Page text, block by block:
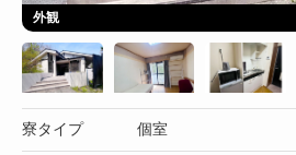
外観
寮タイプ 個室